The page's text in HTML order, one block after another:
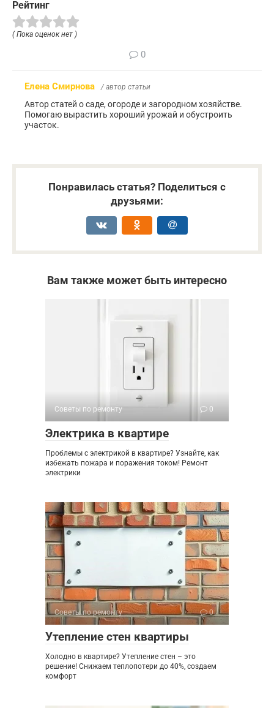
Рейтинг
( Пока оценок нет )
0
Елена Смирнова / автор статьи
Автор статей о саде, огороде и загородном хозяйстве.
Помогаю вырастить хороший урожай и обустроить
участок.
Понравилась статья? Поделиться с
друзьями:
Вам также может быть интересно
Советы по ремонту 0
Электрика в квартире
Проблемы с электрикой в квартире? Узнайте, как
избежать пожара и поражения током! Ремонт
электрики
Советы по ремонту 0
Утепление стен квартиры
Холодно в квартире? Утепление стен – это
решение! Снижаем теплопотери до 40%, создаем
комфорт